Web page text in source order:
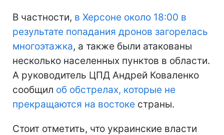
В частности, в Херсоне около 18:00 в
результате попадания дронов загорелась
многоэтажка, а также были атакованы
несколько населенных пунктов в области.
А руководитель ЦПД Андрей Коваленко
сообщил об обстрелах, которые не
прекращаются на востоке страны.
Стоит отметить, что украинские власти